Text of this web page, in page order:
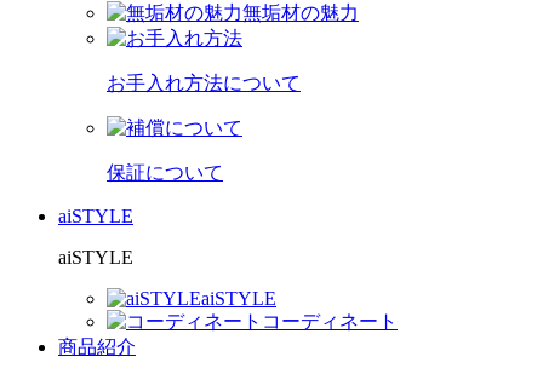
無垢材の魅力
お手入れ方法について
保証について
aiSTYLE
aiSTYLE
aiSTYLE
コーディネート
商品紹介